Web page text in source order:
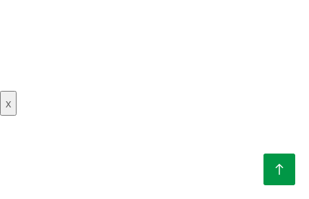
x